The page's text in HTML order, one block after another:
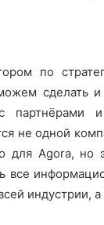
по
сделать
партнёрами
не одной
для Agora,
индустрии,